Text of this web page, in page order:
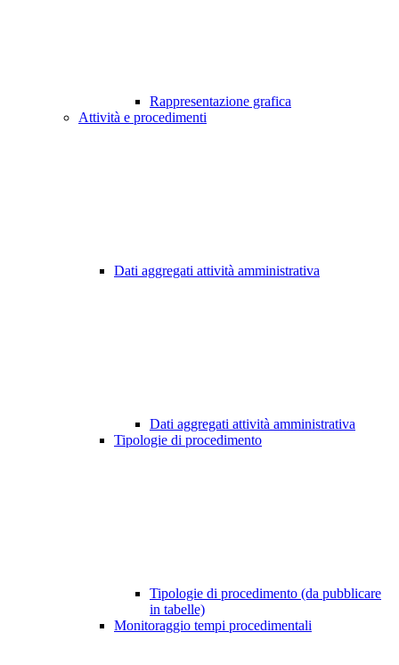
Rappresentazione grafica
Attività e procedimenti
Dati aggregati attività amministrativa
Dati aggregati attività amministrativa
Tipologie di procedimento
Tipologie di procedimento (da pubblicare
in tabelle)
Monitoraggio tempi procedimentali